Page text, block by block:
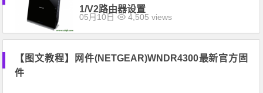
1/V2路由器设置
05月10日 4,505 views
【图文教程】网件(NETGEAR)WNDR4300最新官方固
件